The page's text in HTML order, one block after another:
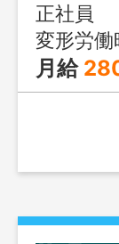
正社員
変形労働時間制（1ヶ月単位）
月給